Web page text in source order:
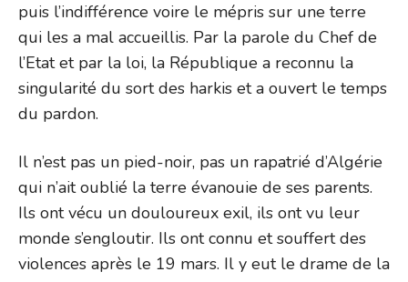
puis l’indifférence voire le mépris sur une terre
qui les a mal accueillis. Par la parole du Chef de
l’Etat et par la loi, la République a reconnu la
singularité du sort des harkis et a ouvert le temps
du pardon.
Il n’est pas un pied-noir, pas un rapatrié d’Algérie
qui n’ait oublié la terre évanouie de ses parents.
Ils ont vécu un douloureux exil, ils ont vu leur
monde s’engloutir. Ils ont connu et souffert des
violences après le 19 mars. Il y eut le drame de la